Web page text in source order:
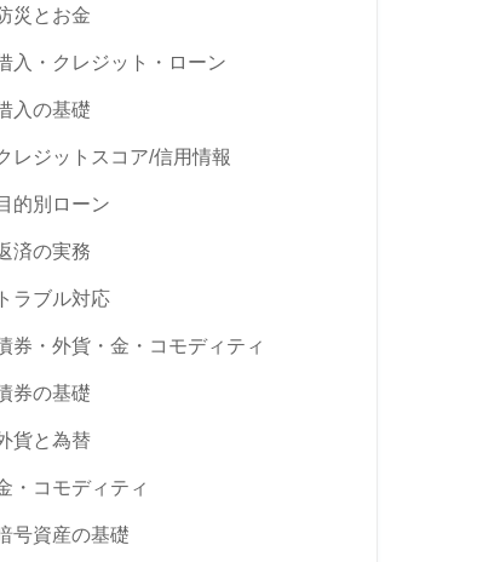
災とお金
入・クレジット・ローン
入の基礎
レジットスコア/信用情報
的別ローン
済の実務
トラブル対応
券・外貨・金・コモディティ
券の基礎
貨と為替
・コモディティ
号資産の基礎